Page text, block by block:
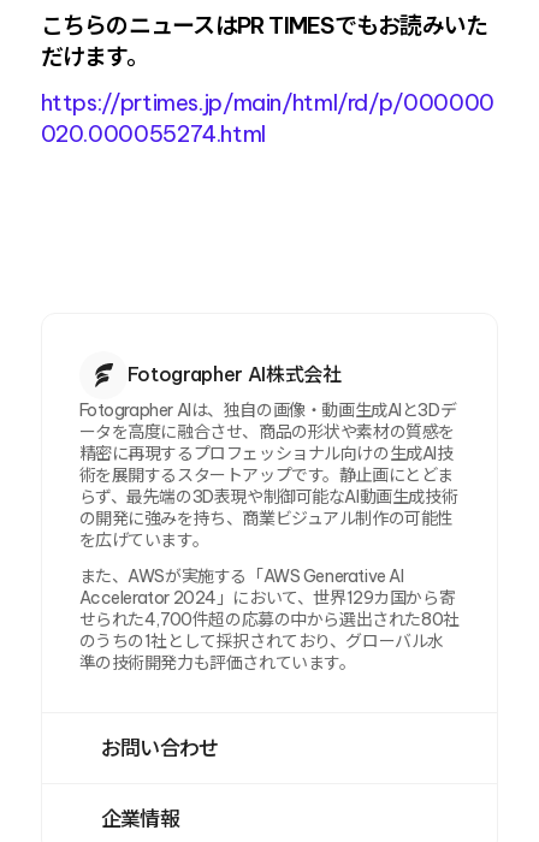
こちらのニュースはPR TIMESでもお読みいた
だけます。
https://prtimes.jp/main/html/rd/p/000000
020.000055274.html
Fotographer AI株式会社
Fotographer AIは、独自の画像・動画生成AIと3Dデ
ータを高度に融合させ、商品の形状や素材の質感を
精密に再現するプロフェッショナル向けの生成AI技
術を展開するスタートアップです。静止画にとどま
らず、最先端の3D表現や制御可能なAI動画生成技術
の開発に強みを持ち、商業ビジュアル制作の可能性
を広げています。
また、AWSが実施する「AWS Generative AI
Accelerator 2024」において、世界129カ国から寄
せられた4,700件超の応募の中から選出された80社
のうちの1社として採択されており、グローバル水
準の技術開発力も評価されています。
お問い合わせ
企業情報